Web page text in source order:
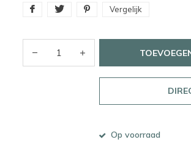
Vergelijk
Op voorraad